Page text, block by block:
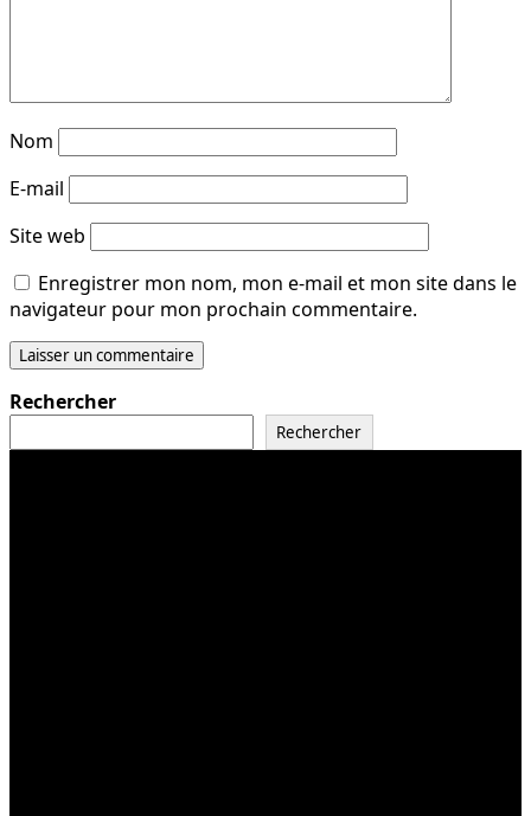
Nom
E-mail
Site web
Enregistrer mon nom, mon e-mail et mon site dans le
navigateur pour mon prochain commentaire.
Rechercher
Rechercher